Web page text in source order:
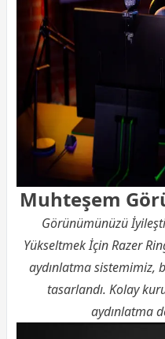
Muhteşem
Görünümünüzü
Yükseltmek İçin Razer
aydınlatma sistemimiz,
tasarlandı. Kolay
aydınlatma